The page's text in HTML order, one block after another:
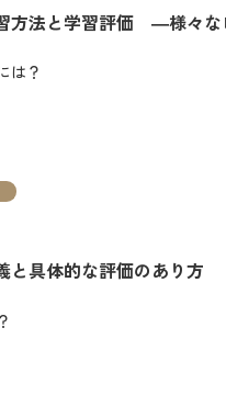
方法と学習評価 ―様々
は？
と具体的な評価のあり方